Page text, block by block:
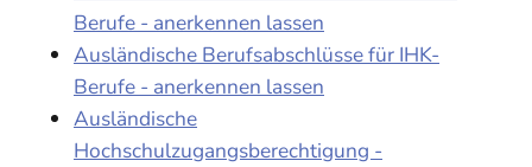
Berufe - anerkennen lassen
Ausländische Berufsabschlüsse für IHK-
Berufe - anerkennen lassen
Ausländische
Hochschulzugangsberechtigung -